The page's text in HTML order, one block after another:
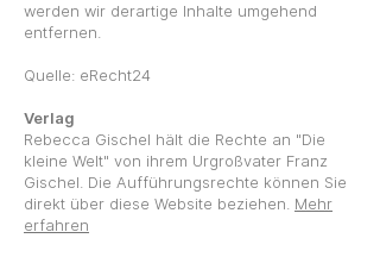
werden wir derartige Inhalte umgehend
entfernen.
Quelle: eRecht24
Verlag
Rebecca Gischel hält die Rechte an "Die
kleine Welt" von ihrem Urgroßvater Franz
Gischel. Die Aufführungsrechte können Sie
direkt über diese Website beziehen. Mehr
erfahren